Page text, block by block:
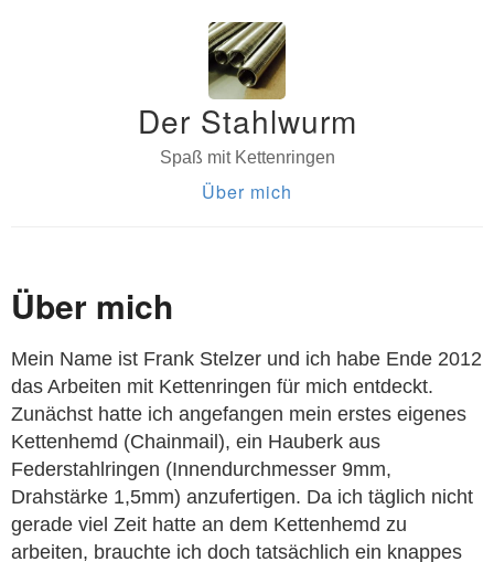
Der Stahlwurm
Spaß mit Kettenringen
Über mich
Über mich
Mein Name ist Frank Stelzer und ich habe Ende 2012
das Arbeiten mit Kettenringen für mich entdeckt.
Zunächst hatte ich angefangen mein erstes eigenes
Kettenhemd (Chainmail), ein Hauberk aus
Federstahlringen (Innendurchmesser 9mm,
Drahstärke 1,5mm) anzufertigen. Da ich täglich nicht
gerade viel Zeit hatte an dem Kettenhemd zu
arbeiten, brauchte ich doch tatsächlich ein knappes